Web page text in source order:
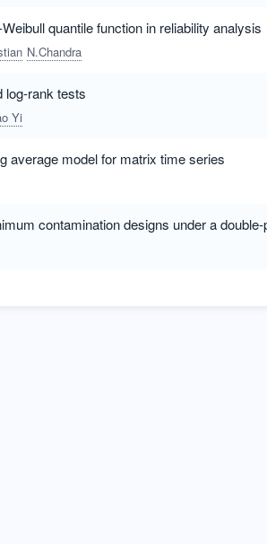
quantile function in reliability analysis
N.Chandra
log-rank tests
Yi
average model for matrix time series
contamination designs under a